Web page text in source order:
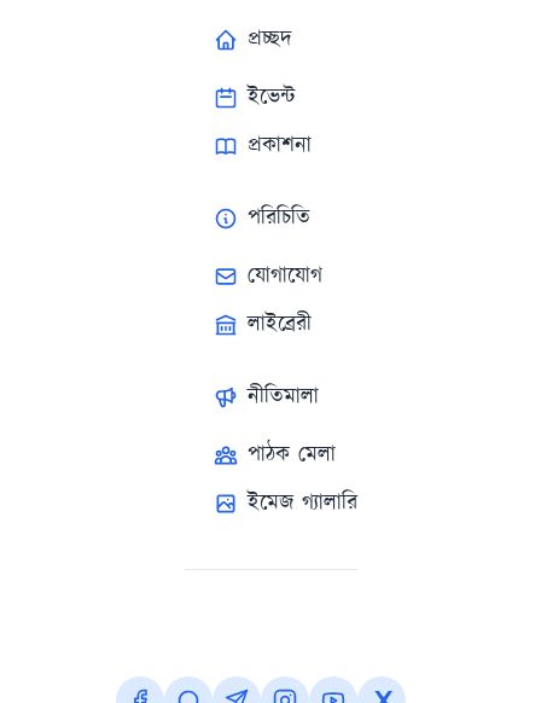
প্রচ্ছদ
ইভেন্ট
প্রকাশনা
পরিচিতি
যোগাযোগ
লাইব্রেরী
নীতিমালা
পাঠক মেলা
ইমেজ গ্যালারি